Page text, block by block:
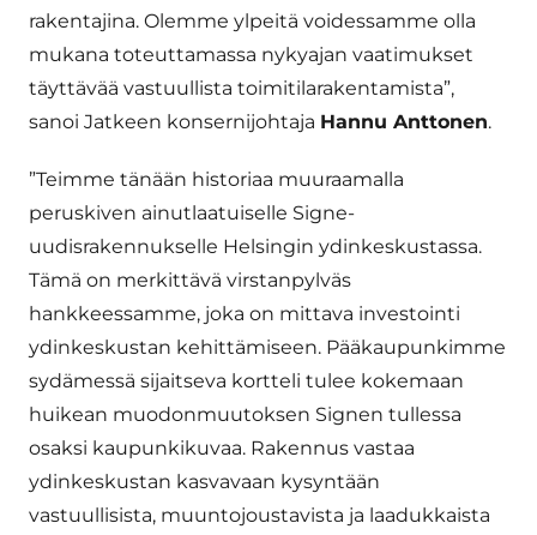
rakentajina. Olemme ylpeitä voidessamme olla
mukana toteuttamassa nykyajan vaatimukset
täyttävää vastuullista toimitilarakentamista”,
sanoi Jatkeen konsernijohtaja Hannu Anttonen.
”Teimme tänään historiaa muuraamalla
peruskiven ainutlaatuiselle Signe-
uudisrakennukselle Helsingin ydinkeskustassa.
Tämä on merkittävä virstanpylväs
hankkeessamme, joka on mittava investointi
ydinkeskustan kehittämiseen. Pääkaupunkimme
sydämessä sijaitseva kortteli tulee kokemaan
huikean muodonmuutoksen Signen tullessa
osaksi kaupunkikuvaa. Rakennus vastaa
ydinkeskustan kasvavaan kysyntään
vastuullisista, muuntojoustavista ja laadukkaista